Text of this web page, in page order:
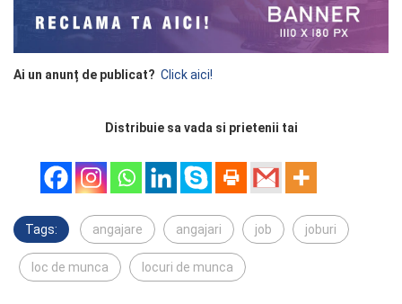
Ai un anunț de publicat? Click aici!
Distribuie sa vada si prietenii tai
Tags: angajare angajari job joburi
loc de munca locuri de munca